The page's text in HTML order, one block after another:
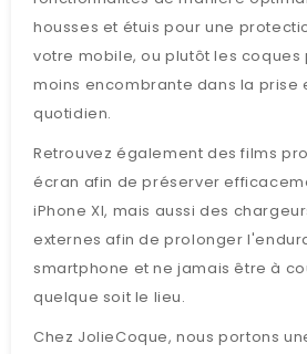
housses et étuis pour une
votre mobile, ou plutôt les
moins encombrante dans la prise
quotidien.
Retrouvez également des films
écran afin de préserver
iPhone XI, mais aussi des
externes afin de prolonger
smartphone et ne jamais être à
quelque soit le lieu.
Chez JolieCoque, nous portons